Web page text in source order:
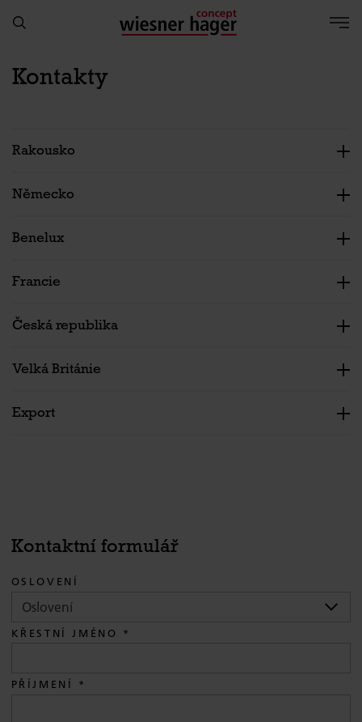
Kontakty
Rakousko
Německo
Benelux
Francie
Česká republika
Velká Británie
Export
Kontaktní formulář
OSLOVENÍ
KŘESTNÍ JMÉNO
PŘÍJMENÍ